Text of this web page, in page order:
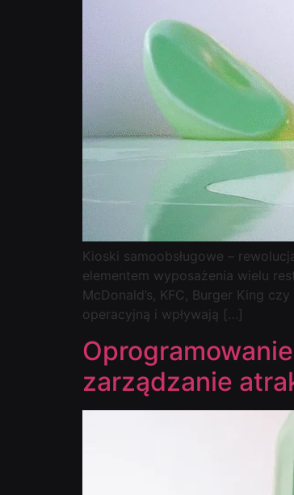
Kioski samoobsługowe –
elementem wyposażenia wielu
McDonald’s, KFC, Burger King
operacyjną i wpływają […]
zarządzanie